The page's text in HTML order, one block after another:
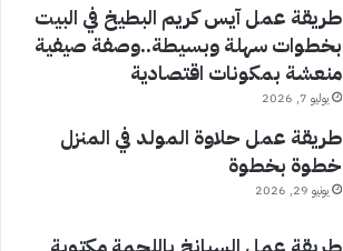
طريقة عمل آيس كريم البطيخ في البيت
بخطوات سهلة وبسيطة..وصفة صيفية
منعشة بمكونات اقتصادية
يوليو 7, 2026
طريقة عمل حلاوة المولد في المنزل
خطوة بخطوة
يونيو 29, 2026